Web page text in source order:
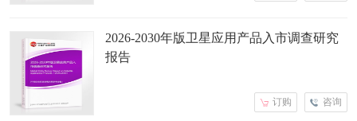
2026-2030年版卫星应用产品入市调查研究
报告
咨询
订购